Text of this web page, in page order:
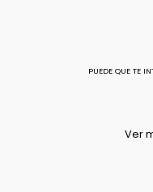
PUEDE QUE TE
Ver